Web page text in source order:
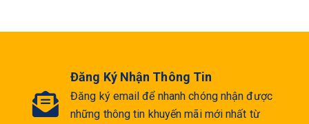
Đăng Ký Nhận Thông Tin
Đăng ký email để nhanh chóng nhận được
những thông tin khuyến mãi mới nhất từ